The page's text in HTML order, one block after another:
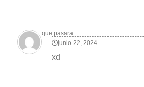
que pasara
junio 22, 2024
xd